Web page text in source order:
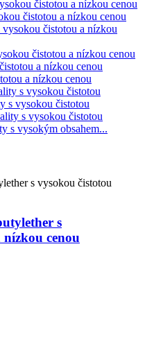
čistotou a nízkou cenou
čistotou a nízkou cenou
a nízkou cenou
s vysokou čistotou
s vysokým obsahem...
s
cenou